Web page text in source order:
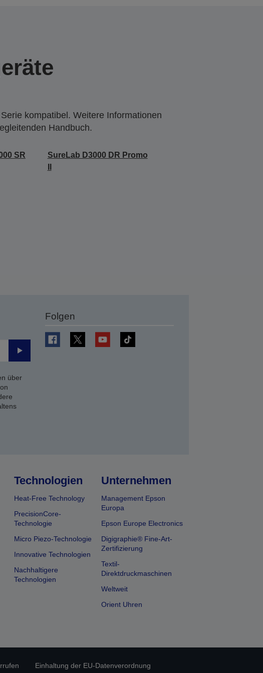
kompatibel. Weitere Informationen
Handbuch.
SR
SureLab D3000 DR Promo
Senden
über
Folgen
Technologien
Heat-Free Technology
PrecisionCore-
Technologie
Micro Piezo-Technologie
Innovative Technologien
Nachhaltigere
Technologien
Unternehmen
Management Epson
Europa
Epson Europe Electronics
Digigraphie® Fine-Art-
Zertifizierung
Textil-
Direktdruckmaschinen
Weltweit
Orient Uhren
Einhaltung der EU-Datenverordnung